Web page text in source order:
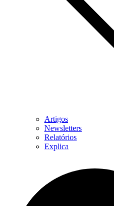
Artigos
Newsletters
Relatórios
Explica